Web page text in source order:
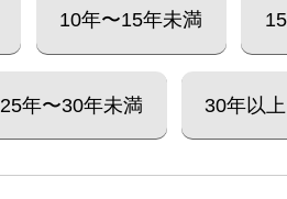
10年〜15年未満
25年〜30年未満 30年以上